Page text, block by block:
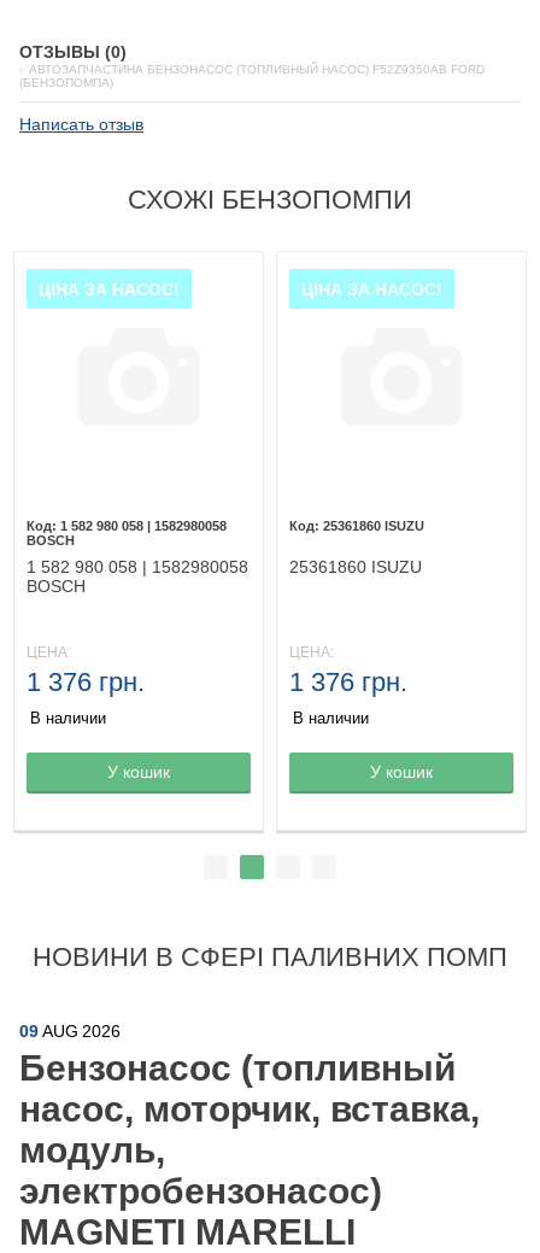
ОТЗЫВЫ (0)
✅АВТОЗАПЧАСТИНА БЕНЗОНАСОС (ТОПЛИВНЫЙ НАСОС) F52Z9350AB FORD
(БЕНЗОПОМПА)
Написать отзыв
СХОЖІ БЕНЗОПОМПИ
Товар в корзине
ЦІНА ЗА НАСОС!
1 582 980 058 | 1582980058
BOSCH
1 582 980 058 | 1582980058
BOSCH
ЦЕНА:
1 376 грн.
В наличии
У кошик Товар в корзине
ЦІНА ЗА НАСОС!
25361860 ISUZU
25361860 ISUZU
ЦЕНА:
1 376 грн.
В наличии
У кошик
НОВИНИ В СФЕРІ ПАЛИВНИХ ПОМП
09AUG 2026
Бензонасос (топливный
насос, моторчик, вставка,
модуль,
электробензонасос)
MAGNETI MARELLI